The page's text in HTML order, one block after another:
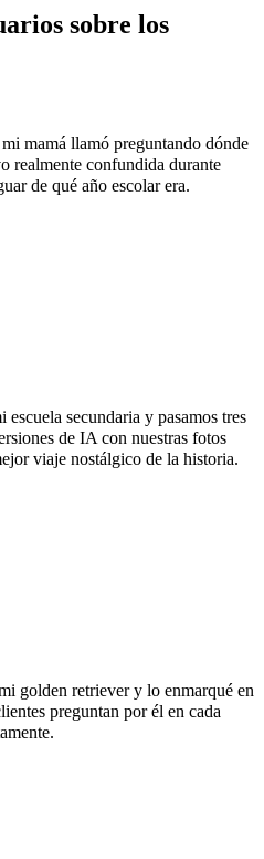
sobre los
mamá llamó preguntando dónde
realmente confundida durante
de qué año escolar era.
secundaria y pasamos tres
de IA con nuestras fotos
viaje nostálgico de la historia.
golden retriever y lo enmarqué en
preguntan por él en cada